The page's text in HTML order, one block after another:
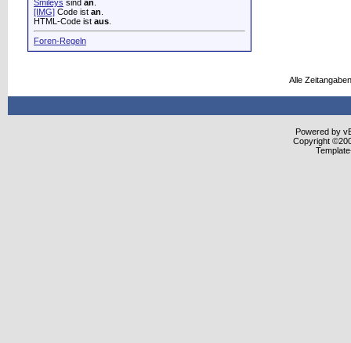
Smileys sind an
[IMG] Code ist an
HTML-Code ist aus
Foren-Regeln
Alle
Powered by
Copyright